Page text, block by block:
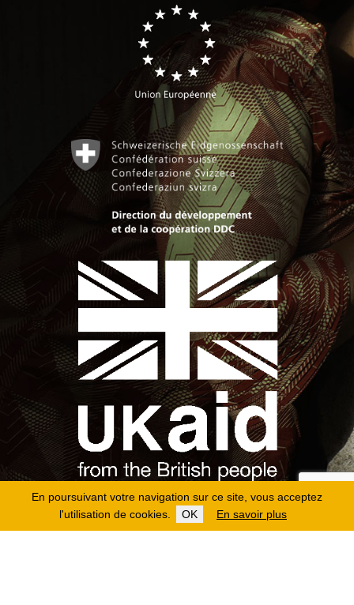
En poursuivant votre navigation sur ce site, vous acceptez
l'utilisation de cookies.
OK En savoir plus